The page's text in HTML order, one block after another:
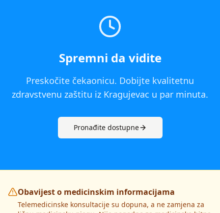
Spremni da vidite
Preskočite čekaonicu. Dobijte kvalitetnu
zdravstvenu zaštitu iz Kragujevac u par minuta.
Pronađite dostupne
Obavijest o medicinskim informacijama
Telemedicinske konsultacije su dopuna, a ne zamjena za